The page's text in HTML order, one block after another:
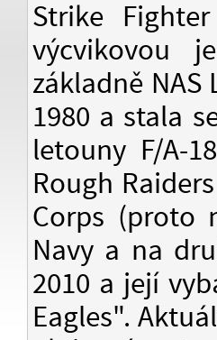
Strike
výcvikovou
základně
1980 a stala
letouny F/A-
Rough
Corps (proto
Navy a na
2010 a její
Eagles".